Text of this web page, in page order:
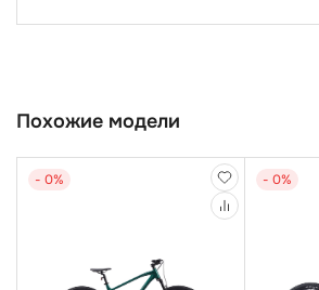
Похожие модели
- 0% - 0%